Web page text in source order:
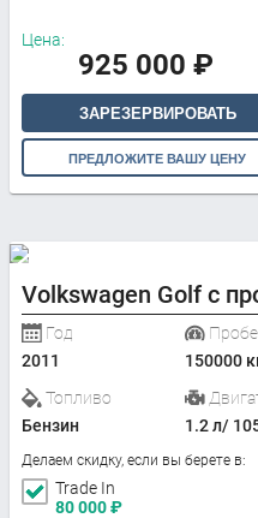
Цена:
925 000 ₽
ЗАРЕЗЕРВИРОВАТЬ
ПРЕДЛОЖИТЕ ВАШУ ЦЕНУ
Volkswagen Golf с
Год
2011
150000
Топливо
Бензин
1.2 л/
Делаем скидку, если вы берете в:
Trade In
80 000₽